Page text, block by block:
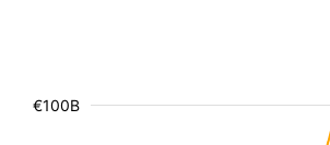
€100B